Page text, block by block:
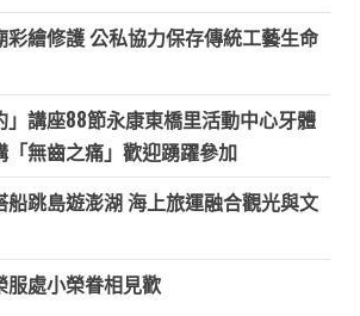
彩繪修護 公私協力保存傳統工藝生命
」講座88節永康東橋里活動中心牙體
「無齒之痛」歡迎踴躍參加
船跳島遊澎湖 海上旅運融合觀光與文
服處小榮眷相見歡